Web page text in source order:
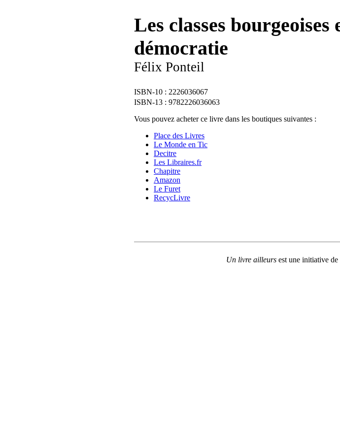
Les classes
démocratie
Félix Ponteil
2226036067
9782226036063
Vous pouvez acheter ce livre dans les boutiques suivantes :
Place des Livres
Le Monde en Tic
Decitre
Les Libraires.fr
Chapitre
Amazon
Le Furet
RecycLivre
Un livre ailleurs est une initiative